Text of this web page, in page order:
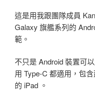
這是用我跟團隊成員
Galaxy 旗艦系列的
範。
不只是 Android 裝置可
用 Type-C 都適用，包
的 iPad 。